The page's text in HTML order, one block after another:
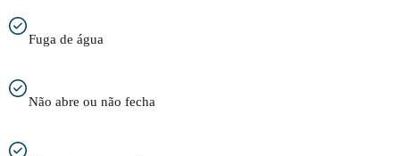
Fuga de água
Não abre ou não fecha